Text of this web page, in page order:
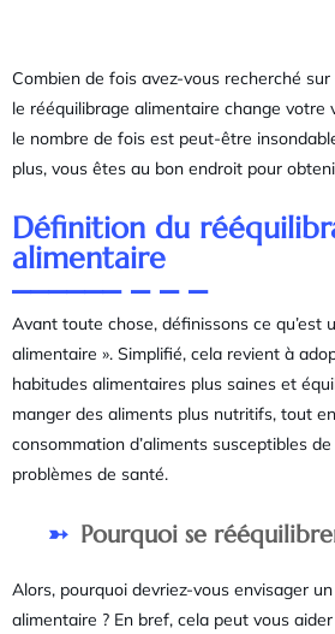
Combien de fois avez-vous recherché
le rééquilibrage alimentaire change votre
le nombre de fois est peut-être
plus, vous êtes au bon endroit pour
Définition du
alimentaire
Avant toute chose, définissons ce qu’est
alimentaire ». Simplifié, cela revient à
habitudes alimentaires plus saines et
manger des aliments plus nutritifs, tout
consommation d’aliments susceptibles
problèmes de santé.
Pourquoi se
Alors, pourquoi devriez-vous envisager
alimentaire ? En bref, cela peut vous